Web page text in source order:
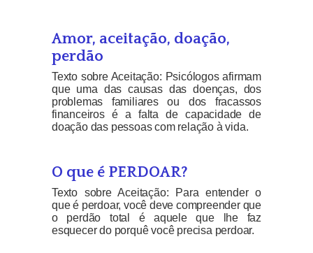
Amor, aceitação, doação,
perdão
Texto sobre Aceitação: Psicólogos afirmam
que uma das causas das doenças, dos
problemas familiares ou dos fracassos
financeiros é a falta de capacidade de
doação das pessoas com relação à vida.
O que é PERDOAR?
Texto sobre Aceitação: Para entender o
que é perdoar, você deve compreender que
o perdão total é aquele que lhe faz
esquecer do porquê você precisa perdoar.